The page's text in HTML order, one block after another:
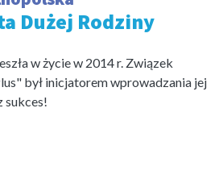
Dużej Rodziny
w życie w 2014 r. Związek
był inicjatorem wprowadzania jej
sukces!